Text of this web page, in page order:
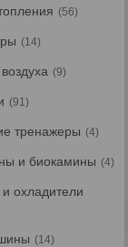
56
14
9
91
тренажеры 4
и биокамины 4
охладители
14